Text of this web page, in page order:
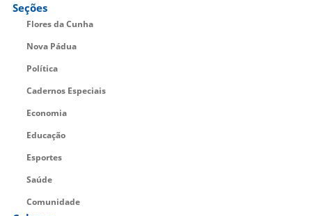
Seções
Flores da Cunha
Nova Pádua
Política
Cadernos Especiais
Economia
Educação
Esportes
Saúde
Comunidade